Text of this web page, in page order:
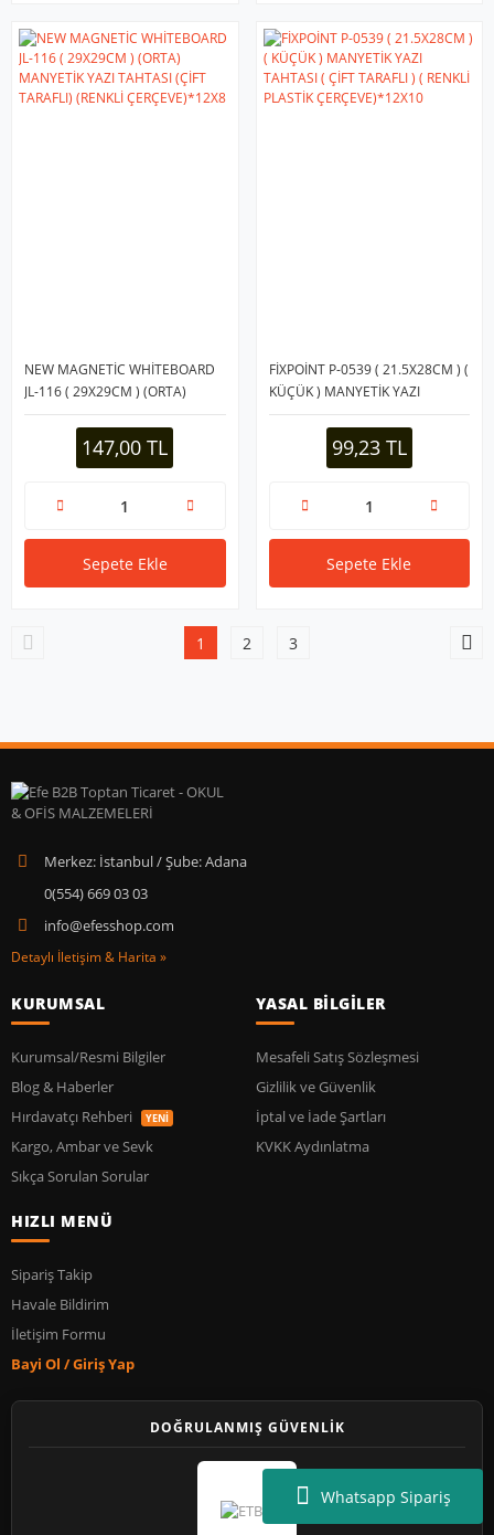
Whatsapp Sipariş
NEW MAGNETİC WHİTEBOARD
JL-116 ( 29X29CM ) (ORTA)
MANYETİK YAZI TAHTASI (ÇİFT
TARAFLI) (RENKLİ
ÇERÇEVE)*12X8147,00 TL
Sepete Ekle
FİXPOİNT P-0539 ( 21.5X28CM ) (
KÜÇÜK ) MANYETİK YAZI
TAHTASI ( ÇİFT TARAFLI ) (
RENKLİ PLASTİK
ÇERÇEVE)*12X10
99,23 TL
Sepete Ekle
1 2 3
Merkez: İstanbul / Şube: Adana
0(554) 669 03 03
info@efesshop.com
Detaylı İletişim & Harita »
KURUMSAL
Kurumsal/Resmi Bilgiler
Blog & Haberler
Hırdavatçı Rehberi
YENİ
Kargo, Ambar ve Sevk
Sıkça Sorulan Sorular
YASAL BİLGİLER
Mesafeli Satış Sözleşmesi
Gizlilik ve Güvenlik
İptal ve İade Şartları
KVKK Aydınlatma
HIZLI MENÜ
Sipariş Takip
Havale Bildirim
İletişim Formu
Bayi Ol / Giriş Yap
DOĞRULANMIŞ GÜVENLİK